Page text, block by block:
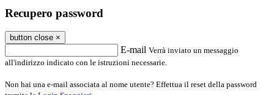
Recupero password
button close ×
E-mail Verrà inviato un messaggio
all'indirizzo indicato con le istruzioni necessarie.
Non hai una e-mail associata al nome utente? Effettua il reset della password